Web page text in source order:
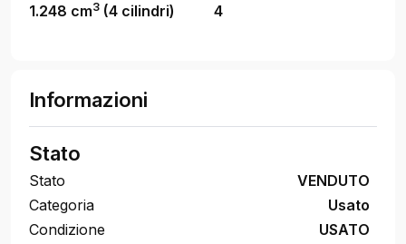
1.248 cm3 (4 cilindri) 4
Informazioni
Stato
Stato
VENDUTO
Categoria
Usato
Condizione
USATO